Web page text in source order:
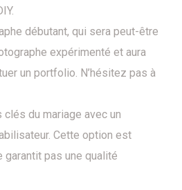
débutant, qui sera peut-être
expérimenté et aura
un portfolio. N’hésitez pas à
du mariage avec un
Cette option est
garantit pas une qualité